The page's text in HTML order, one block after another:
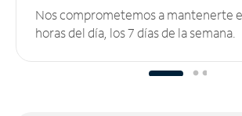
Nos comprometemos a mantenerte
horas del día, los 7 días de la semana.